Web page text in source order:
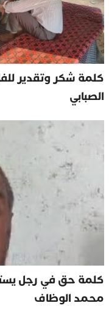
كلمة شكر وتقدير
الصبابي
كلمة حق في رجل
محمد الوظاف